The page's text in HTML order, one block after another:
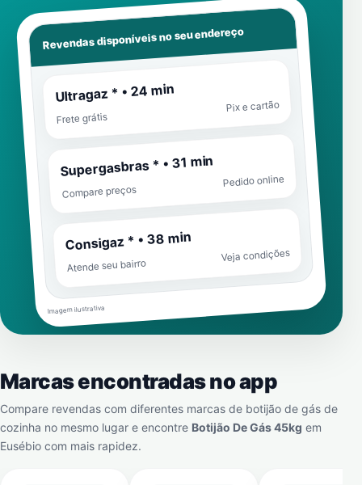
Revendas disponíveis no seu endereço
Ultragaz * • 24 min
Frete grátis
Pix e cartão
Supergasbras * • 31 min
Compare preços
Pedido online
Consigaz * • 38 min
Atende seu bairro
Veja condições
Imagem ilustrativa
Marcas encontradas no app
Compare revendas com diferentes marcas de botijão de gás de
cozinha no mesmo lugar e encontre Botijão De Gás 45kg em
Eusébio com mais rapidez.